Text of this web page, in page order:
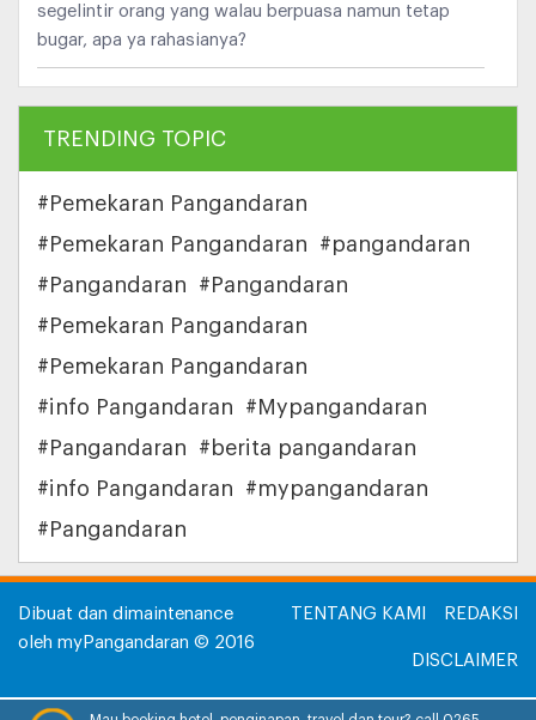
segelintir orang yang walau berpuasa namun tetap
bugar, apa ya rahasianya?
TRENDING TOPIC
#Pemekaran Pangandaran
#Pemekaran Pangandaran
#pangandaran
#Pangandaran
#Pangandaran
#Pemekaran Pangandaran
#Pemekaran Pangandaran
#info Pangandaran
#Mypangandaran
#Pangandaran
#berita pangandaran
#info Pangandaran
#mypangandaran
#Pangandaran
Dibuat dan dimaintenance
oleh myPangandaran © 2016
TENTANG KAMI REDAKSI
DISCLAIMER